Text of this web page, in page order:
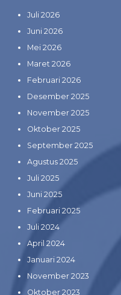
Juli 2026
Juni 2026
Mei 2026
Maret 2026
Februari 2026
Desember 2025
November 2025
Oktober 2025
September 2025
Agustus 2025
Juli 2025
Juni 2025
Februari 2025
Juli 2024
April 2024
Januari 2024
November 2023
Oktober 2023